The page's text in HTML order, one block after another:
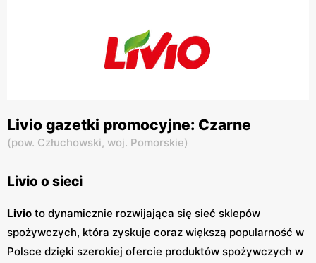
Livio gazetki promocyjne: Czarne
(pow. Człuchowski, woj. Pomorskie)
Livio o sieci
Livio to dynamicznie rozwijająca się sieć sklepów
spożywczych, która zyskuje coraz większą popularność w
Polsce dzięki szerokiej ofercie produktów spożywczych w